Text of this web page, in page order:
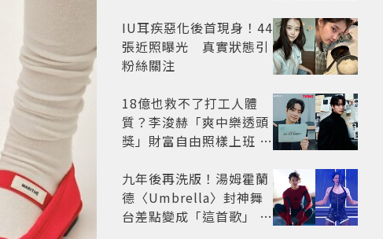
老闆
IU耳疾惡化後首現身！44
張近照曝光 真實狀態引
粉絲關注
18億也救不了打工人體
質？李浚赫「爽中樂透頭
獎」財富自由照樣上班 西
九年後再洗版！湯姆霍蘭
德〈Umbrella〉封神舞
台差點變成「這首歌」 造